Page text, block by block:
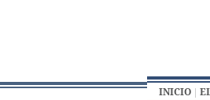
INICIO